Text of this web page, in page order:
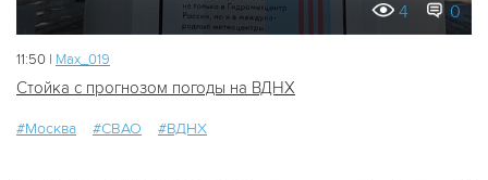
4 0
11:50 | Мах_019
Стойка с прогнозом погоды на ВДНХ
#Москва #СВАО #ВДНХ